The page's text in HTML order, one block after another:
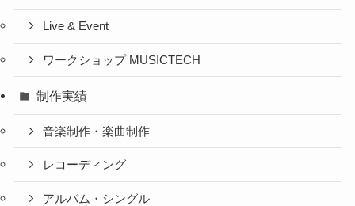
Live & Event
ワークショップ MUSICTECH
制作実績
音楽制作・楽曲制作
レコーディング
アルバム・シングル